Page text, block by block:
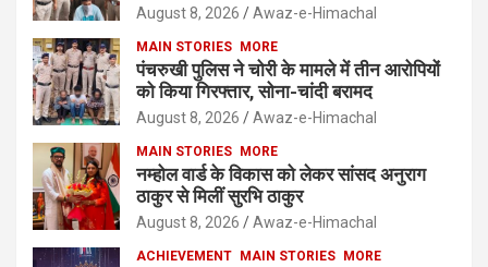
August 8, 2026 Awaz-e-Himachal
MAIN STORIES MORE
पंचरुखी पुलिस ने चोरी के मामले में तीन आरोपियों
को किया गिरफ्तार, सोना-चांदी बरामद
August 8, 2026 Awaz-e-Himachal
MAIN STORIES MORE
नम्होल वार्ड के विकास को लेकर सांसद अनुराग
ठाकुर से मिलीं सुरभि ठाकुर
August 8, 2026 Awaz-e-Himachal
ACHIEVEMENT MAIN STORIES MORE